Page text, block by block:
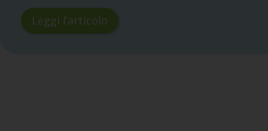
Leggi l’articolo